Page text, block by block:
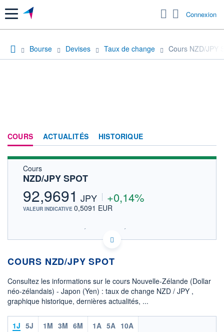
Menu Connexion
Bourse Devises Taux de change Cours NZD/JPY
COURS ACTUALITÉS HISTORIQUE
Cours
NZD/JPY SPOT
92,9691 JPY +0,14%
VALEUR INDICATIVE 0,5091 EUR
SIX - FOREX 2 DONNÉES TEMPS RÉEL
Politique d'exécution
12h17
93,0
COURS NZD/JPY SPOT
Consultez les informations sur le cours Nouvelle-Zélande (Dollar
néo-zélandais) - Japon (Yen) : taux de change NZD / JPY ,
graphique historique, dernières actualités, ...
1J 5J 1M 3M 6M 1A 5A 10A